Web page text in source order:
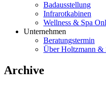
Badausstellung
Infrarotkabinen
Wellness & Spa
Unternehmen
Beratungstermin
Über Holtzmann &
Archive